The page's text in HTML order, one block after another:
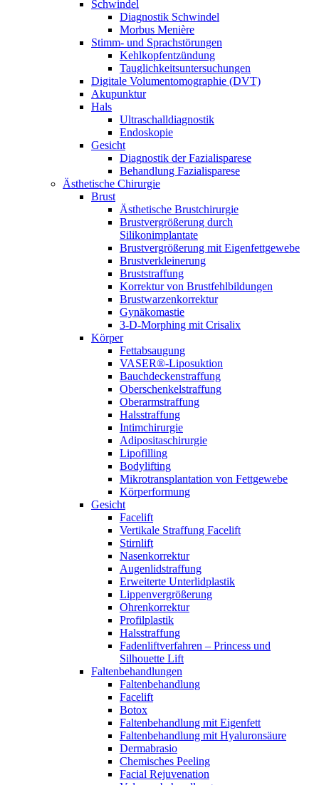
Schwindel
Diagnostik Schwindel
Morbus Menière
Stimm- und Sprachstörungen
Kehlkopfentzündung
Tauglichkeitsuntersuchungen
Digitale Volumentomographie (DVT)
Akupunktur
Hals
Ultraschalldiagnostik
Endoskopie
Gesicht
Diagnostik der Fazialisparese
Behandlung Fazialisparese
Ästhetische Chirurgie
Brust
Ästhetische Brustchirurgie
Brustvergrößerung durch
Silikonimplantate
Brustvergrößerung mit Eigenfettgewebe
Brustverkleinerung
Bruststraffung
Korrektur von Brustfehlbildungen
Brustwarzenkorrektur
Gynäkomastie
3-D-Morphing mit Crisalix
Körper
Fettabsaugung
VASER®-Liposuktion
Bauchdeckenstraffung
Oberschenkelstraffung
Oberarmstraffung
Halsstraffung
Intimchirurgie
Adipositaschirurgie
Lipofilling
Bodylifting
Mikrotransplantation von Fettgewebe
Körperformung
Gesicht
Facelift
Vertikale Straffung Facelift
Stirnlift
Nasenkorrektur
Augenlidstraffung
Erweiterte Unterlidplastik
Lippenvergrößerung
Ohrenkorrektur
Profilplastik
Halsstraffung
Fadenliftverfahren – Princess und
Silhouette Lift
Faltenbehandlungen
Faltenbehandlung
Facelift
Botox
Faltenbehandlung mit Eigenfett
Faltenbehandlung mit Hyaluronsäure
Dermabrasio
Chemisches Peeling
Facial Rejuvenation